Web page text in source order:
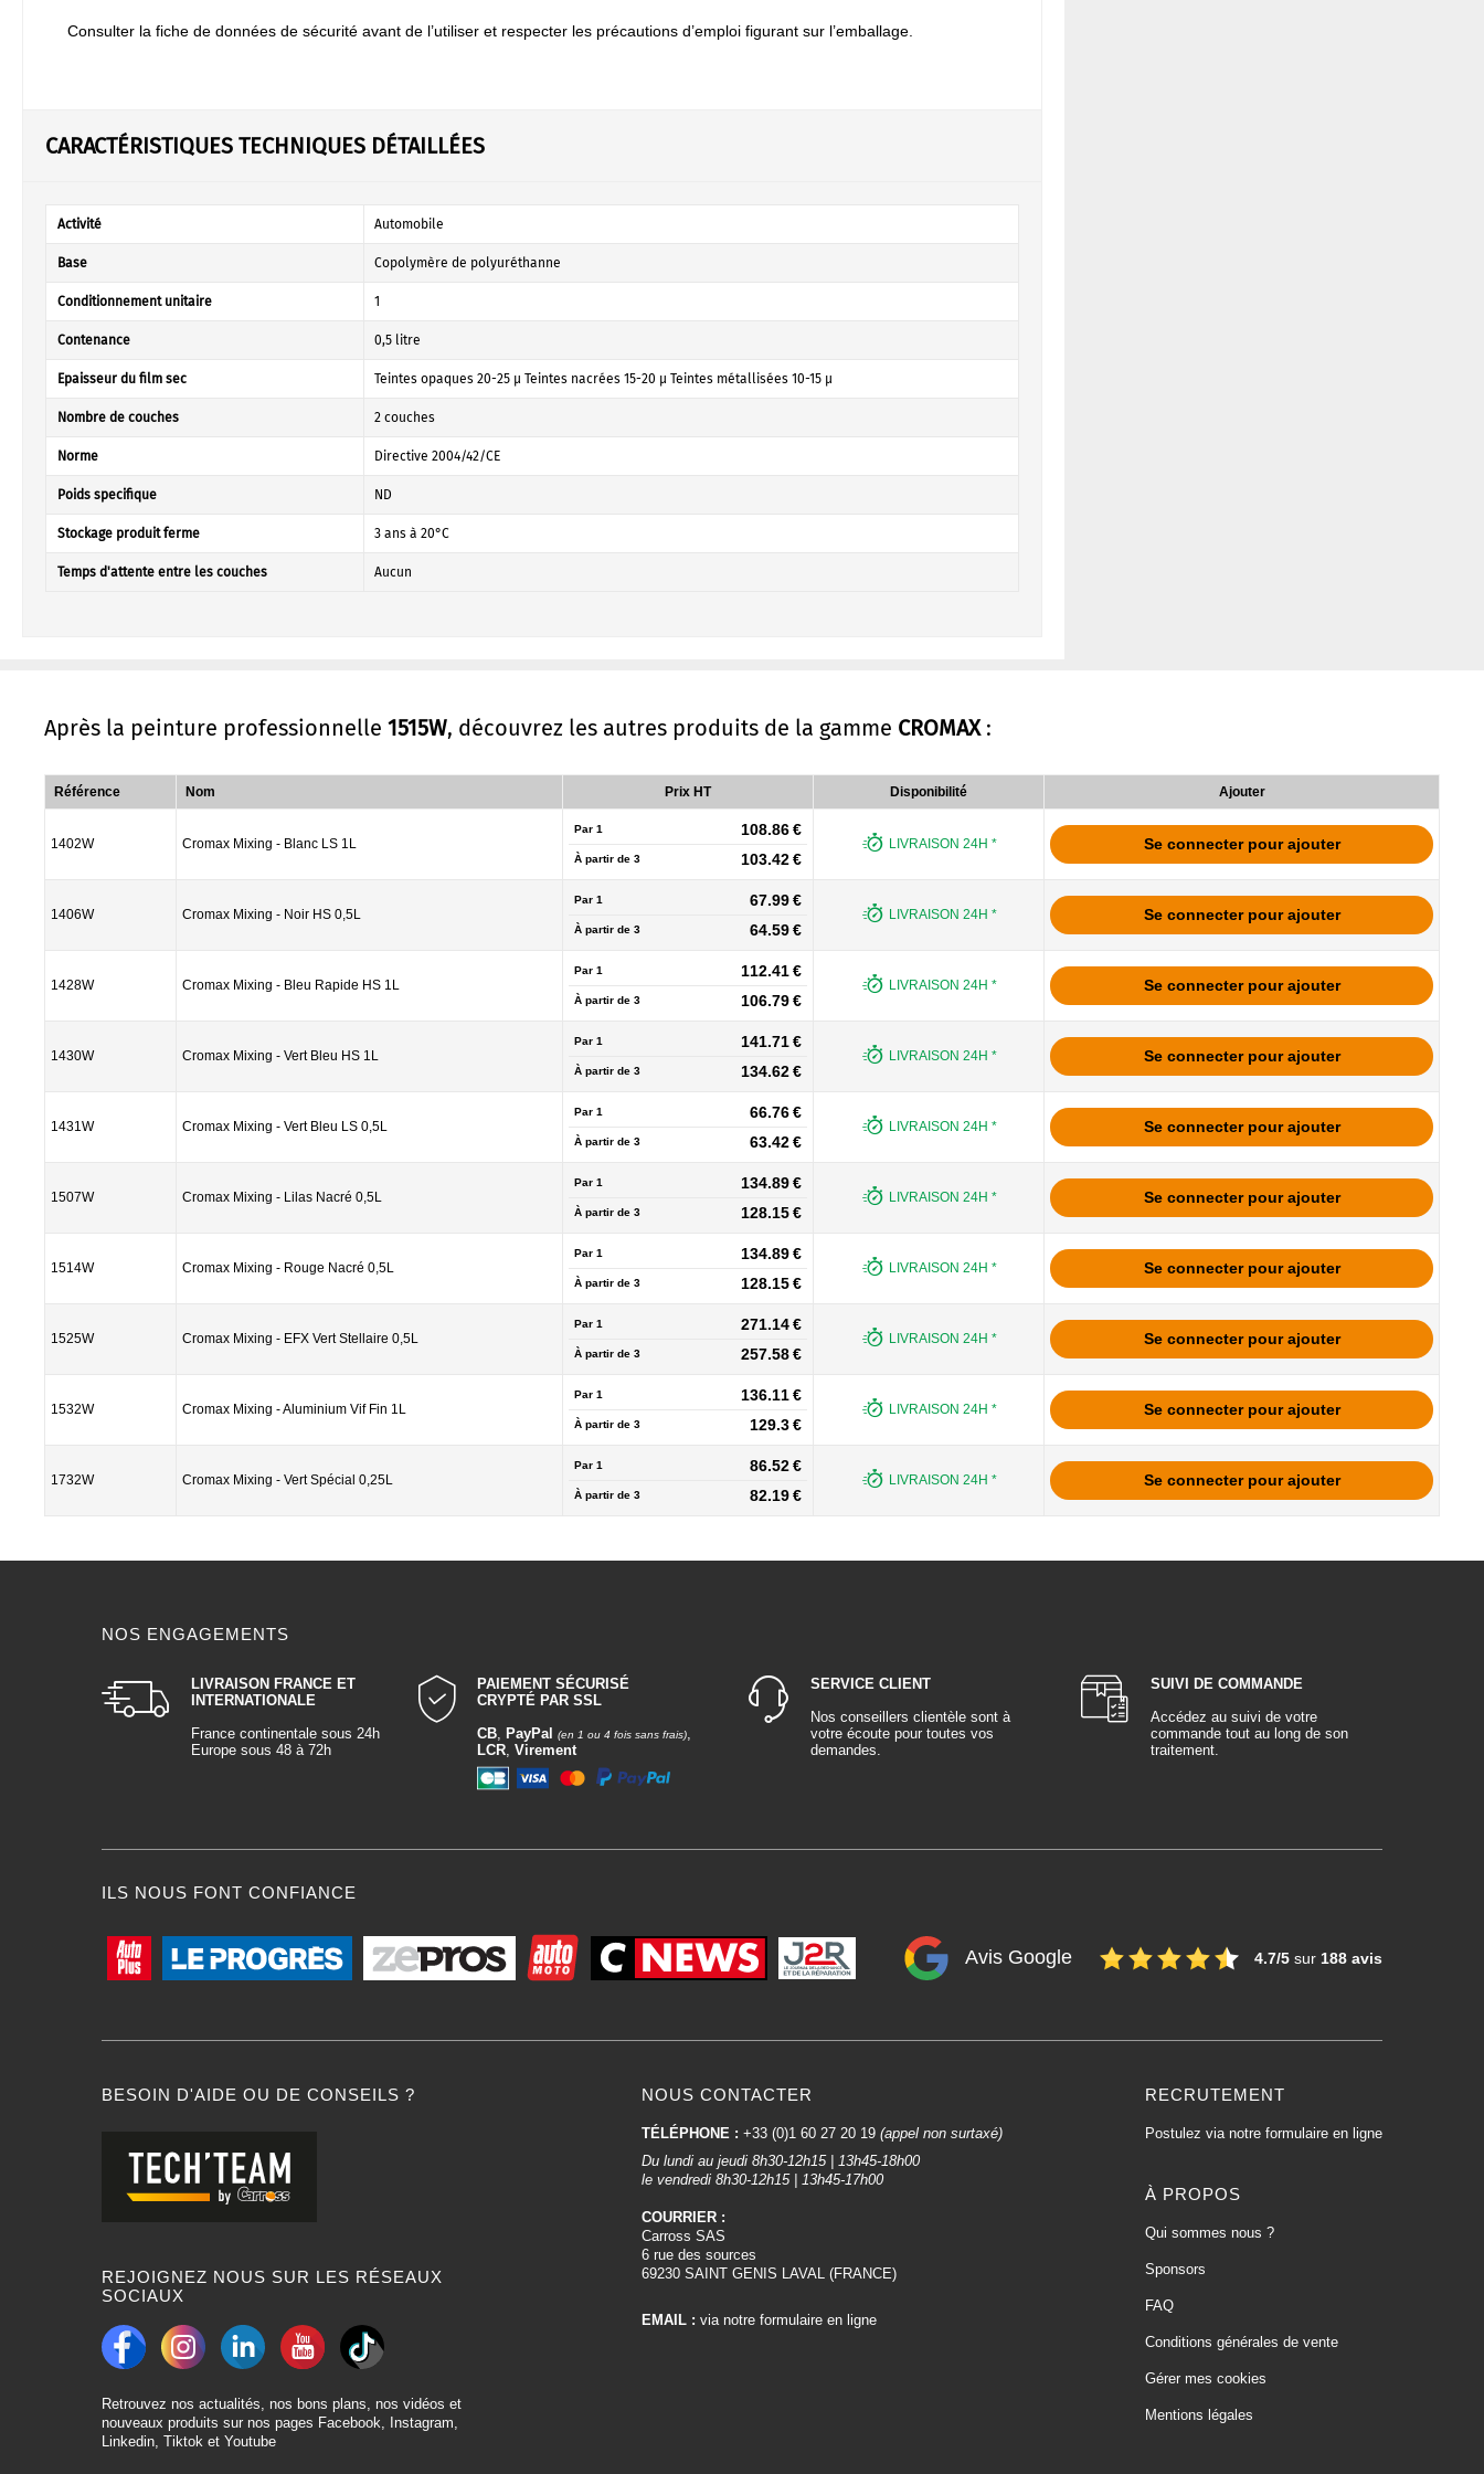
Consulter la fiche de données de sécurité avant de l’utiliser et respecter les précautions d’emploi figurant sur l’emballage.
CARACTÉRISTIQUES TECHNIQUES DÉTAILLÉES
Activité Automobile
Base Copolymère de polyuréthanne
Conditionnement unitaire 1
Contenance 0,5 litre
Epaisseur du film sec Teintes opaques 20-25 µ Teintes nacrées 15-20 µ Teintes métallisées 10-15 µ
Nombre de couches 2 couches
Norme Directive 2004/42/CE
Poids specifique ND
Stockage produit ferme 3 ans à 20°C
Temps d'attente entre les couches Aucun
Après la peinture professionnelle 1515W, découvrez les autres produits de la gamme CROMAX:
Référence Nom Prix HT Disponibilité Ajouter
1402W Cromax Mixing - Blanc LS 1L
Par 1 108.86 €
À partir de 3 103.42 €
LIVRAISON 24H * Se connecter pour ajouter
1406W Cromax Mixing - Noir HS 0,5L
Par 1 67.99 €
À partir de 3 64.59 €
LIVRAISON 24H * Se connecter pour ajouter
1428W Cromax Mixing - Bleu Rapide HS 1L
Par 1 112.41 €
À partir de 3 106.79 €
LIVRAISON 24H * Se connecter pour ajouter
1430W Cromax Mixing - Vert Bleu HS 1L
Par 1 141.71 €
À partir de 3 134.62 €
LIVRAISON 24H * Se connecter pour ajouter
1431W Cromax Mixing - Vert Bleu LS 0,5L
Par 1 66.76 €
À partir de 3 63.42 €
LIVRAISON 24H * Se connecter pour ajouter
1507W Cromax Mixing - Lilas Nacré 0,5L
Par 1 134.89 €
À partir de 3 128.15 €
LIVRAISON 24H * Se connecter pour ajouter
1514W Cromax Mixing - Rouge Nacré 0,5L
Par 1 134.89 €
À partir de 3 128.15 €
LIVRAISON 24H * Se connecter pour ajouter
1525W Cromax Mixing - EFX Vert Stellaire 0,5L
Par 1 271.14 €
À partir de 3 257.58 €
LIVRAISON 24H * Se connecter pour ajouter
1532W Cromax Mixing - Aluminium Vif Fin 1L
Par 1 136.11 €
À partir de 3 129.3 €
LIVRAISON 24H * Se connecter pour ajouter
1732W Cromax Mixing - Vert Spécial 0,25L
Par 1 86.52 €
À partir de 3 82.19 €
LIVRAISON 24H * Se connecter pour ajouter
NOS ENGAGEMENTS
LIVRAISON FRANCE ET
INTERNATIONALE
France continentale sous 24h
Europe sous 48 à 72h
PAIEMENT SÉCURISÉ
CRYPTÉ PAR SSL
CB, PayPal (en 1 ou 4 fois sans frais),
LCR,Virement
SERVICE CLIENT
Nos conseillers clientèle sont à
votre écoute pour toutes vos
demandes.
SUIVI DE COMMANDE
Accédez au suivi de votre
commande tout au long de son
traitement.
ILS NOUS FONT CONFIANCE
Avis Google 4.7/5 sur 188 avis
BESOIN D'AIDE OU DE CONSEILS ?
REJOIGNEZ NOUS SUR LES RÉSEAUX
SOCIAUX
Retrouvez nos actualités, nos bons plans, nos vidéos et
nouveaux produits sur nos pages Facebook, Instagram,
Linkedin, Tiktok et Youtube
NOUS CONTACTER
TÉLÉPHONE : +33 (0)1 60 27 20 19 (appel non surtaxé)
Du lundi au jeudi 8h30-12h15 | 13h45-18h00
le vendredi 8h30-12h15 | 13h45-17h00
COURRIER :
Carross SAS
6 rue des sources
69230 SAINT GENIS LAVAL (FRANCE)
EMAIL : via notre formulaire en ligne
RECRUTEMENT
Postulez via notre formulaire en ligne
À PROPOS
Qui sommes nous ?
Sponsors
FAQ
Conditions générales de vente
Gérer mes cookies
Mentions légales